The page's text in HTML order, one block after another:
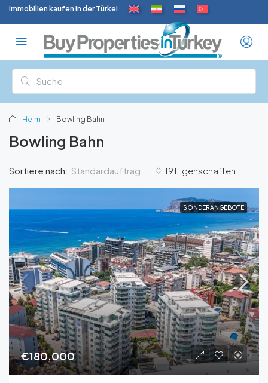
Immobilien kaufen in der Türkei
Heim Bowling Bahn
Bowling Bahn
19 Eigenschaften
Sortiere nach: Standardauftrag
SONDERANGEBOTE
€180,000